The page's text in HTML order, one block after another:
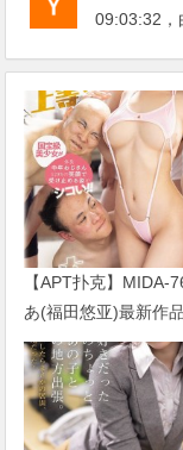
09:03:32
【APT扑克】MIDA-
あ(福田悠亚)最新作品
2026/09/01发布！